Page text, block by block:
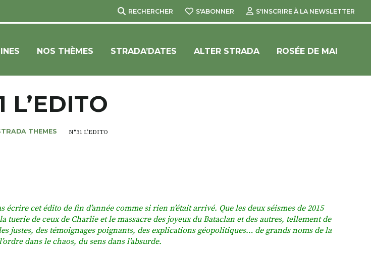
RECHERCHER S'ABONNER S'INSCRIRE À LA NEWSLETTER
NOS THÈMES STRADA’DATES ALTER STRADA ROSÉE DE MAI
L’EDITO
THEMES N°31 L’EDITO
écrire cet édito de fin d’année comme si rien n’était arrivé. Que les deux séismes de 2015
tuerie de ceux de Charlie et le massacre des joyeux du Bataclan et des autres, tellement de
justes, des témoignages poignants, des explications géopolitiques… de grands noms de la
dans le chaos, du sens dans l’absurde.